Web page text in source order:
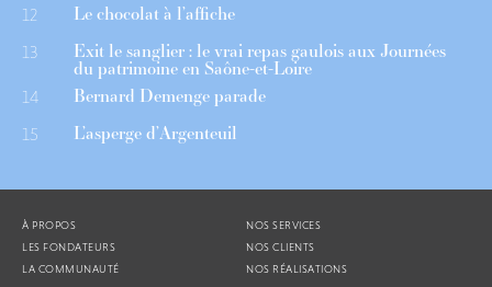
12 Le chocolat à l’affiche
13 Exit le sanglier : le vrai repas gaulois aux Journées
du patrimoine en Saône-et-Loire
14 Bernard Demenge parade
15 L’asperge d’Argenteuil
À PROPOS
LES FONDATEURS
LA COMMUNAUTÉ
NOS SERVICES
NOS CLIENTS
NOS RÉALISATIONS